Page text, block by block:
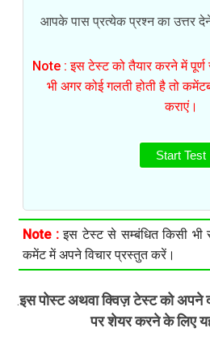
आपके पास प्रत्येक प्रश्न का उत्तर
Note : इस टेस्ट को तैयार करने में पूर्ण
भी अगर कोई गलती होती है तो
कराएं।
Start Test
Note :इस टेस्ट से सम्बंधित किसी भी
कमेंट में अपने विचार प्रस्तुत करें।
.इस पोस्ट अथवा क्विज़ टेस्ट को अपने
पर शेयर करने के लिए